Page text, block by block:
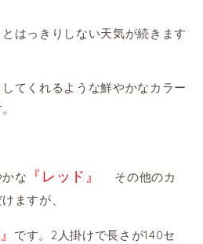
はっきりしない天気が続きます
てくれるような鮮やかなカラー
な 『レッド』
その他のカ
ますが、
です。2人掛けで長さが140セ